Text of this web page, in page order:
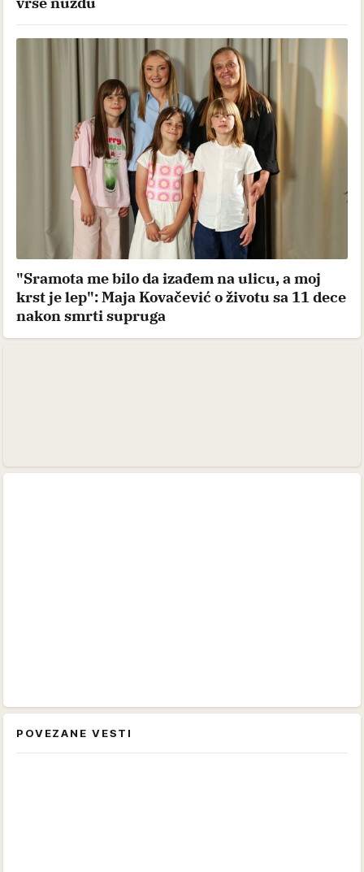
"Sramota me bilo da izađem na ulicu, a moj
krst je lep": Maja Kovačević o životu sa 11 dece
nakon smrti supruga
POVEZANE VESTI